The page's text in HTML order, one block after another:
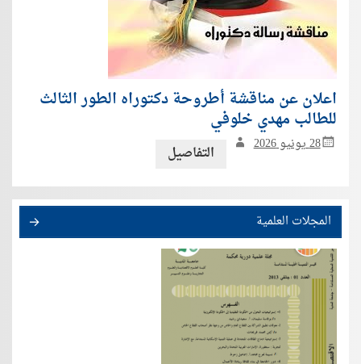
اعلان عن مناقشة أطروحة دكتوراه الطور الثالث
للطالب مهدي خلوفي
28 يونيو 2026 التفاصيل
المجلات العلمية